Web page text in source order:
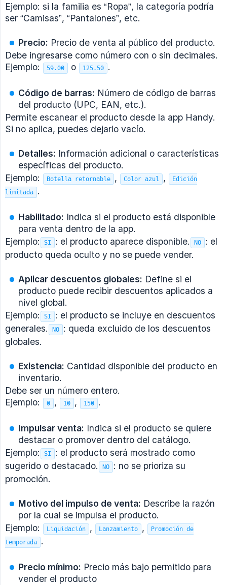
Ejemplo: si la familia es “Ropa”, la categoría podría
ser “Camisas”, “Pantalones”, etc.
Precio: Precio de venta al público del producto.
Debe ingresarse como número con o sin decimales.
Ejemplo:
59.00 o 125.50 .
Código de barras: Número de código de barras
del producto (UPC, EAN, etc.).
Permite escanear el producto desde la app Handy.
Si no aplica, puedes dejarlo vacío.
Detalles: Información adicional o características
específicas del producto.
Ejemplo:
Botella retornable , Color azul ,
Edición
limitada .
Habilitado: Indica si el producto está disponible
para venta dentro de la app.
Ejemplo:
SI : el producto aparece disponible. NO : el
producto queda oculto y no se puede vender.
Aplicar descuentos globales: Define si el
producto puede recibir descuentos aplicados a
nivel global.
Ejemplo:
SI
: el producto se incluye en descuentos
generales.
NO : queda excluido de los descuentos
globales.
Existencia: Cantidad disponible del producto en
inventario.
Debe ser un número entero.
Ejemplo:
0 , 10 , 150 .
Impulsar venta: Indica si el producto se quiere
destacar o promover dentro del catálogo.
Ejemplo:
SI
: el producto será mostrado como
sugerido o destacado.
NO : no se prioriza su
promoción.
Motivo del impulso de venta: Describe la razón
por la cual se impulsa el producto.
Ejemplo:
Liquidación , Lanzamiento ,
Promoción de
temporada .
Precio mínimo: Precio más bajo permitido para
vender el producto